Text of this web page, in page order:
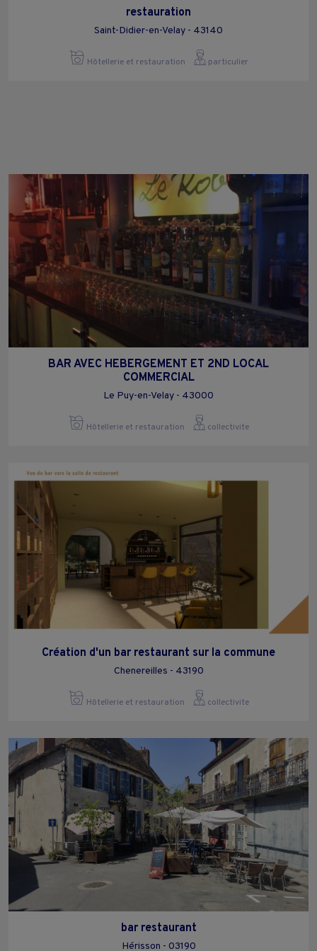
restauration
Saint-Didier-en-Velay - 43140
Hôtellerie et restauration particulier
BAR AVEC HEBERGEMENT ET 2ND LOCAL
COMMERCIAL
Le Puy-en-Velay - 43000
Hôtellerie et restauration collectivite
Création d'un bar restaurant sur la commune
Chenereilles - 43190
Hôtellerie et restauration collectivite
bar restaurant
Hérisson - 03190